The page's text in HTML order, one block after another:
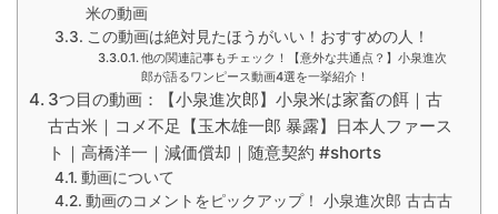
米の動画
この動画は絶対見たほうがいい！おすすめの人！
他の関連記事もチェック！【意外な共通点？】小泉進次
郎が語るワンピース動画4選を一挙紹介！
3つ目の動画：【小泉進次郎】小泉米は家畜の餌｜古
古古米｜コメ不足【玉木雄一郎 暴露】日本人ファース
ト｜高橋洋一｜減価償却｜随意契約 #shorts
動画について
動画のコメントをピックアップ！ 小泉進次郎 古古古